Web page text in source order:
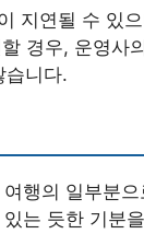
지연될 수 있
경우, 운영사
습니다.
행의 일부분
는 듯한 기분